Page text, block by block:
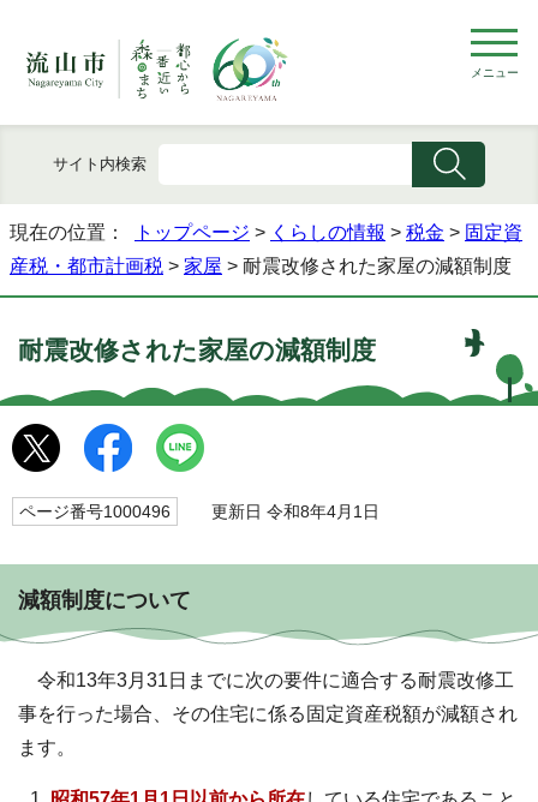
メニュー
サイト内検索
現在の位置： トップページ > くらしの情報 > 税金 > 固定資
産税・都市計画税 > 家屋 > 耐震改修された家屋の減額制度
耐震改修された家屋の減額制度
ページ番号1000496 更新日 令和8年4月1日
減額制度について
令和13年3月31日までに次の要件に適合する耐震改修工
事を行った場合、その住宅に係る固定資産税額が減額され
ます。